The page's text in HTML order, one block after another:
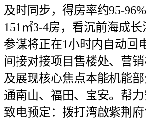
及时同步，得房率约95-
151㎡3-4房，看沉前海成
参谋将正在1小时内自动回
间接对接项目售楼处、营
及展现核心焦点本能机能
通南山、福田、宝安。帮力
致电预定：拨打湾啟紫荆